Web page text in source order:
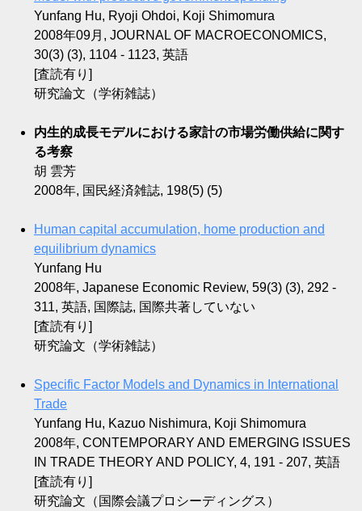
Yunfang Hu, Ryoji Ohdoi, Koji Shimomura
2008年09月, JOURNAL OF MACROECONOMICS,
30(3) (3), 1104 - 1123, 英語
[査読有り]
研究論文（学術雑誌）
内生的成長モデルにおける家計の市場労働供給に関す
る考察
胡 雲芳
2008年, 国民経済雑誌, 198(5) (5)
Human capital accumulation, home production and
equilibrium dynamics
Yunfang Hu
2008年, Japanese Economic Review, 59(3) (3), 292 -
311, 英語, 国際誌, 国際共著していない
[査読有り]
研究論文（学術雑誌）
Specific Factor Models and Dynamics in International
Trade
Yunfang Hu, Kazuo Nishimura, Koji Shimomura
2008年, CONTEMPORARY AND EMERGING ISSUES
IN TRADE THEORY AND POLICY, 4, 191 - 207, 英語
[査読有り]
研究論文（国際会議プロシーディングス）